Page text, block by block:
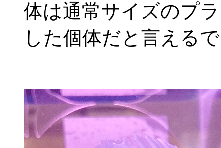
体は通常サイズのプ
した個体だと言える